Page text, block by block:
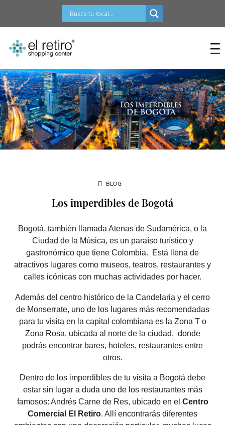
BLOG
Los imperdibles de Bogotá
Bogotá, también llamada Atenas de Sudamérica, o la
Ciudad de la Música, es un paraíso turístico y
gastronómico que tiene Colombia. Está llena de
atractivos lugares como museos, teatros, restaurantes y
calles icónicas con muchas actividades por hacer.
Además del centro histórico de la Candelaria y el cerro
de Monserrate, uno de los lugares más recomendadas
para tu visita en la capital colombiana es la Zona T o
Zona Rosa, ubicada al norte de la ciudad, donde
podrás encontrar bares, hoteles, restaurantes entre
otros.
Dentro de los imperdibles de tu visita a Bogotá debe
estar sin lugar a duda uno de los restaurantes más
famosos: Andrés Carne de Res, ubicado en el Centro
Comercial El Retiro. Allí encontrarás diferentes